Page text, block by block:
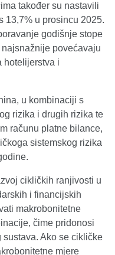
također su nastavili
13,7% u prosincu 2025.
godišnje stope
povećavaju
hotelijerstva i
u kombinaciji s
rizika i drugih rizika te
računu platne bilance,
sistemskog rizika
cikličkih ranjivosti u
i financijskih
makrobonitetne
čime pridonosi
Ako se cikličke
mjere